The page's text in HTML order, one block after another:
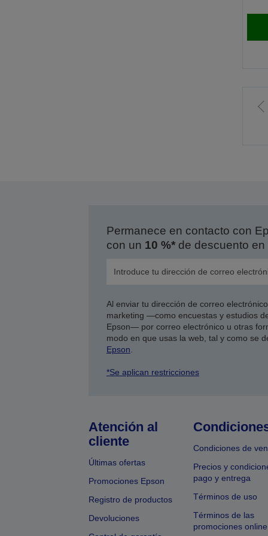
Ir
Permanece en contacto con
con un 10 %*de descuento en
Al enviar tu dirección de correo
marketing —como encuestas y estudios
Epson— por correo electrónico u otras
modo en que usas la web, tal y como se
Epson.
*Se aplican restricciones
Atención al
cliente
Últimas ofertas
Promociones Epson
Registro de productos
Devoluciones
Condiciones de
Precios y
pago y entrega
Términos de uso
Términos de las
promociones online